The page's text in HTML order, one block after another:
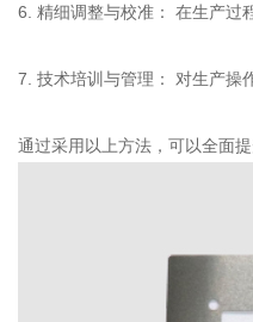
6. 精细调整与校准： 在生产过
7. 技术培训与管理： 对生产操
通过采用以上方法，可以全面